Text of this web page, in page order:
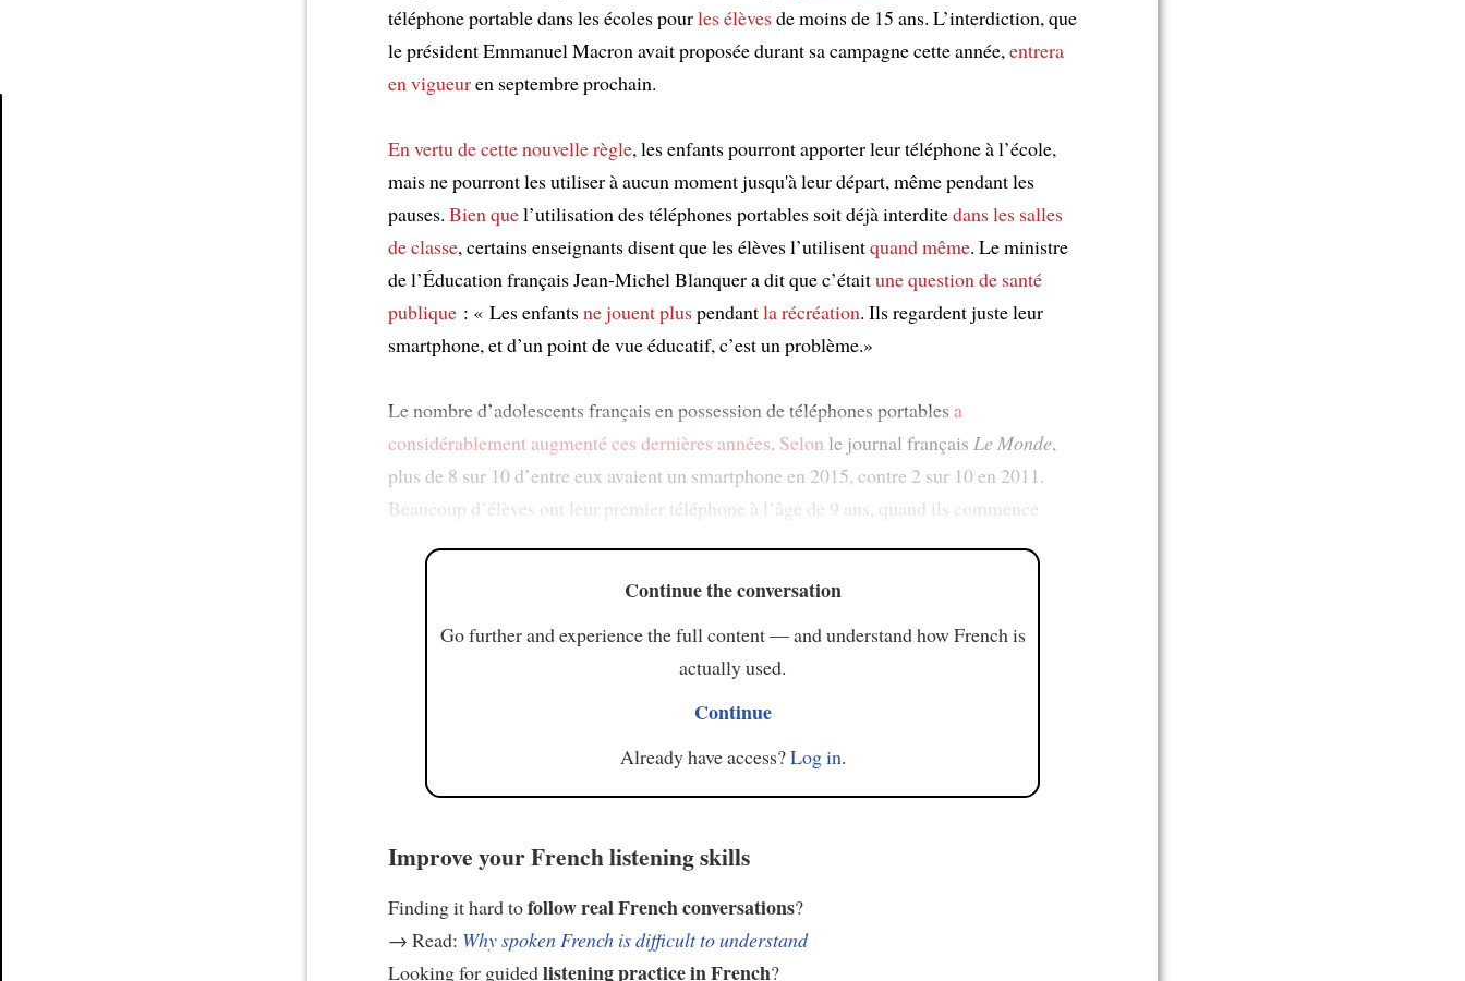
téléphone portable dans les écoles pourles élèvesde moins de 15 ans. L’interdiction, que
le président Emmanuel Macron avait proposée durant sa campagne cette année,entrera
en vigueuren septembre prochain.
En vertu decette nouvelle règle, les enfants pourront apporter leur téléphone à l’école,
mais ne pourront les utiliser à aucun moment jusqu'à leur départ, même pendant les
pauses. Bien quel’utilisation des téléphones portables soit déjà interditedans les salles
de classe, certains enseignants disent que les élèves l’utilisentquand même. Le ministre
de l’Éducation français Jean-Michel Blanquer a dit que c’étaitune question de santé
publique : « Les enfantsne jouent pluspendantla récréation. Ils regardent juste leur
smartphone, et d’un point de vue éducatif, c’est un problème.»
Le nombre d’adolescents français en possession de téléphones portables a
considérablement augmentéces dernières années. Selon le journal français Le Monde,
plus de 8 sur 10 d’entre eux avaient un smartphone en 2015, contre 2 sur 10 en 2011.
Beaucoup d’élèves ont leur premier téléphone à l’âge de 9 ans, quand ils commence
Continue the conversation
Go further and experience the full content — and understand how French is
actually used.
Continue
Already have access?Log in.
Improve your French listening skills
Finding it hard tofollow real French conversations?
→ Read: Why spoken French is difficult to understand
Looking for guidedlistening practice in French?